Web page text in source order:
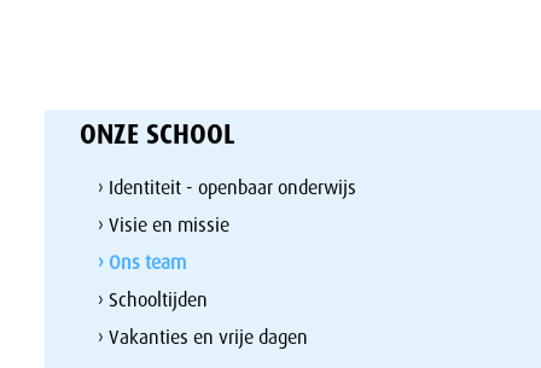
ONZE SCHOOL
› Identiteit - openbaar onderwijs
› Visie en missie
› Ons team
› Schooltijden
› Vakanties en vrije dagen